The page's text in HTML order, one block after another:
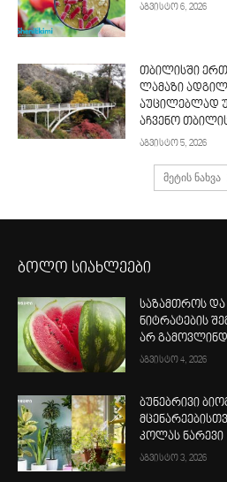
აგვისტო 6, 2026
თბილისში
ლამაზი
აუცილებლად
აჩვენო
აგვისტო 5, 2026
მეტის ნახვა
ბოლო სიახლეები
საზამთროს და
ნიტრატების
არ
აგვისტო 4, 2026
ბუნებრივი
კოლას ნარევი
აგვისტო 3, 2026